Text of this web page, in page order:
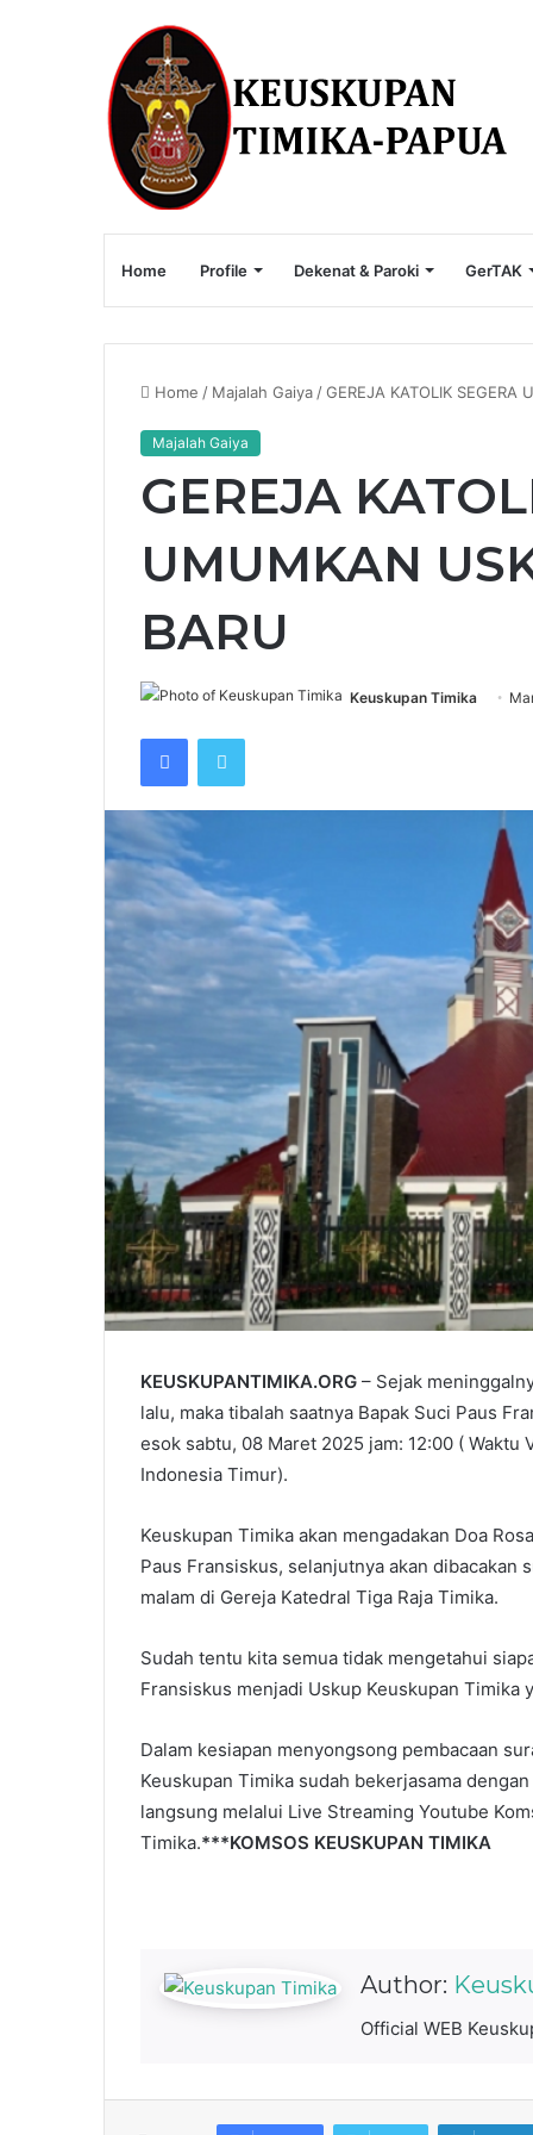
Home Profile Dekenat & Paroki GerTAK
Home / Majalah Gaiya /GEREJA KATOLIK SEGERA
Majalah Gaiya
GEREJA
UMUMKAN
BARU
Keuskupan Timika
KEUSKUPANTIMIKA.ORG – Sejak
lalu, maka tibalah saatnya Bapak Suci Paus
esok sabtu, 08 Maret 2025 jam: 12:00 ( Waktu
Indonesia Timur).
Keuskupan Timika akan mengadakan Doa
Paus Fransiskus, selanjutnya akan dibacakan
malam di Gereja Katedral Tiga Raja Timika.
Sudah tentu kita semua tidak mengetahui
Fransiskus menjadi Uskup Keuskupan Timika
Dalam kesiapan menyongsong pembacaan
Keuskupan Timika sudah bekerjasama
langsung melalui Live Streaming Youtube
Timika.***KOMSOS KEUSKUPAN TIMIKA
Author:
Official WEB